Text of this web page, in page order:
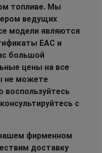
топливе. Мы
ведущих
модели являются
EAC и
большой
цены на все
не можете
воспользуйтесь
с
фирменном
доставку